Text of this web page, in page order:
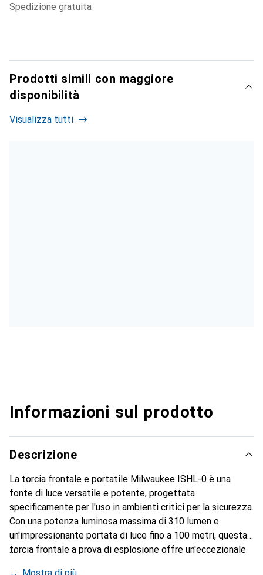
spedizione gratuita
Prodotti simili con maggiore
disponibilità
Visualizza tutti
Informazioni sul prodotto
Descrizione
La torcia frontale e portatile Milwaukee ISHL-0 è una
fonte di luce versatile e potente, progettata
specificamente per l'uso in ambienti critici per la sicurezza.
Con una potenza luminosa massima di 310 lumen e
un'impressionante portata di luce fino a 100 metri, questa
torcia frontale a prova di esplosione offre un'eccezionale